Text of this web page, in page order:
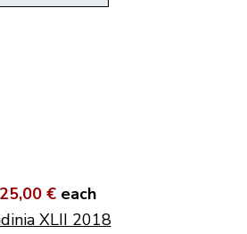
25,00 € each
XLII 2018